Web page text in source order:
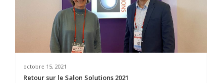
octobre 15, 2021
Retour sur le Salon Solutions 2021